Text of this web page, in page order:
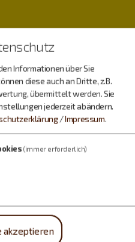
Informationen über Sie
diese auch an Dritte, z.B.
übermittelt werden. Sie
jederzeit abändern.
/Impressum.
(immer erforderlich)
akzeptieren